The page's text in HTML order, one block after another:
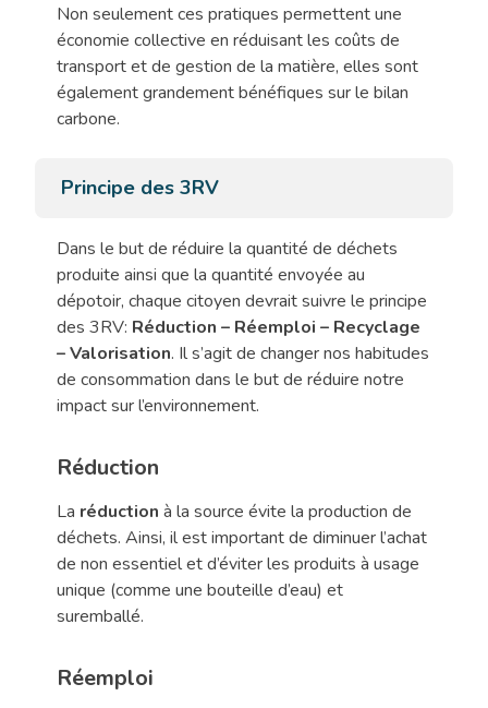
Non seulement ces pratiques permettent une
économie collective en réduisant les coûts de
transport et de gestion de la matière, elles sont
également grandement bénéfiques sur le bilan
carbone.
Principe des 3RV
Dans le but de réduire la quantité de déchets
produite ainsi que la quantité envoyée au
dépotoir, chaque citoyen devrait suivre le principe
des 3RV: Réduction – Réemploi – Recyclage
– Valorisation. Il s’agit de changer nos habitudes
de consommation dans le but de réduire notre
impact sur l’environnement.
Réduction
La réduction à la source évite la production de
déchets. Ainsi, il est important de diminuer l’achat
de non essentiel et d’éviter les produits à usage
unique (comme une bouteille d’eau) et
suremballé.
Réemploi